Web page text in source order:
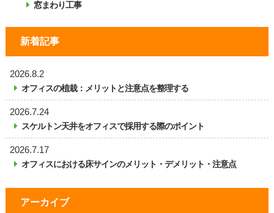
窓まわり工事
新着記事
2026.8.2
オフィスの植栽：メリットと注意点を整理する
2026.7.24
スケルトン天井をオフィスで採用する際のポイント
2026.7.17
オフィスにおける床サインのメリット・デメリット・注意点
アーカイブ